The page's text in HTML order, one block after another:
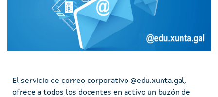
El servicio de correo corporativo @edu.xunta.gal,
ofrece a todos los docentes en activo un buzón de